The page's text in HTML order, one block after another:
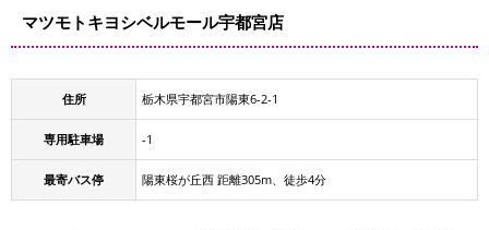
マツモトキヨシベルモール宇都宮店
住所 栃木県宇都宮市陽東6-2-1
専用駐車場 -1
最寄バス停 陽東桜が丘西 距離305m、徒歩4分